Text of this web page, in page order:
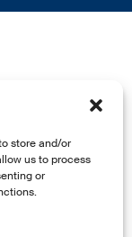
store and/or
us to process
or